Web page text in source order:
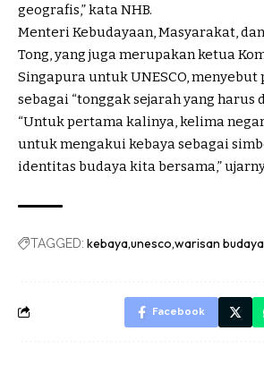
geografis,” kata NHB.
Menteri Kebudayaan, Masyarakat,
Tong, yang juga merupakan ketua
Singapura untuk UNESCO,
sebagai “tonggak sejarah yang harus
“Untuk pertama kalinya, kelima
untuk mengakui kebaya sebagai
identitas budaya kita bersama,”
TAGGED: kebayaunesco warisan
Facebook